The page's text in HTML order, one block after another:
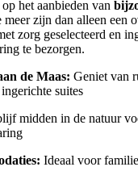
het aanbieden van
meer zijn dan alleen een
zorg geselecteerd en
te bezorgen.
de Maas: Geniet van
suites
midden in de natuur
Ideaal voor